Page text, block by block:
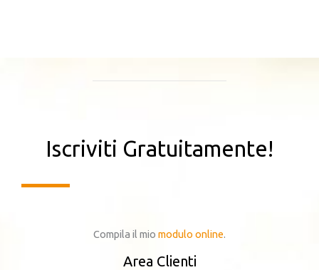
Iscriviti Gratuitamente!
Compila il mio modulo online.
Area Clienti